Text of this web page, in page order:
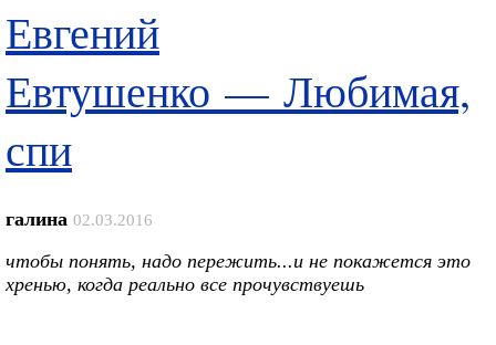
Евгений
Евтушенко — Любимая,
спи
галина 02.03.2016
чтобы понять, надо пережить...и не покажется это
хренью, когда реально все прочувствуешь